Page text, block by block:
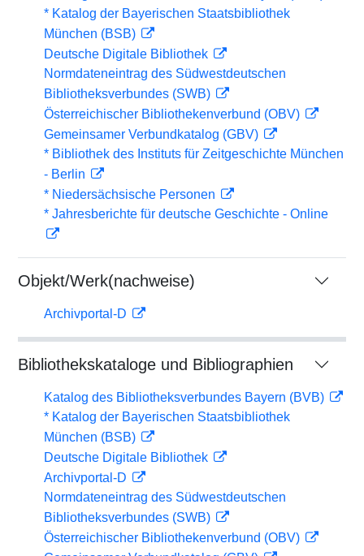
* Katalog der Bayerischen Staatsbibliothek
München (BSB)
Deutsche Digitale Bibliothek
Normdateneintrag des Südwestdeutschen
Bibliotheksverbundes (SWB)
Österreichischer Bibliothekenverbund (OBV)
Gemeinsamer Verbundkatalog (GBV)
* Bibliothek des Instituts für Zeitgeschichte München
- Berlin
* Niedersächsische Personen
* Jahresberichte für deutsche Geschichte - Online
Objekt/Werk(nachweise)
Archivportal-D
Bibliothekskataloge und Bibliographien
Katalog des Bibliotheksverbundes Bayern (BVB)
* Katalog der Bayerischen Staatsbibliothek
München (BSB)
Deutsche Digitale Bibliothek
Archivportal-D
Normdateneintrag des Südwestdeutschen
Bibliotheksverbundes (SWB)
Österreichischer Bibliothekenverbund (OBV)